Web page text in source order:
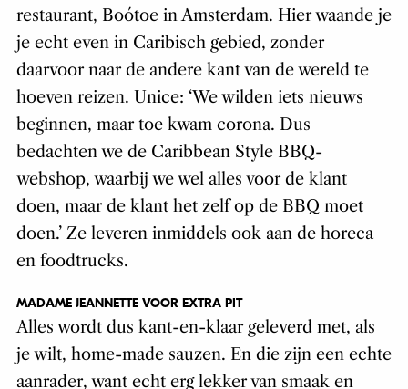
restaurant, Boótoe in Amsterdam. Hier waande je
je echt even in Caribisch gebied, zonder
daarvoor naar de andere kant van de wereld te
hoeven reizen. Unice: ‘We wilden iets nieuws
beginnen, maar toe kwam corona. Dus
bedachten we de Caribbean Style BBQ-
webshop, waarbij we wel alles voor de klant
doen, maar de klant het zelf op de BBQ moet
doen.’ Ze leveren inmiddels ook aan de horeca
en foodtrucks.
MADAME JEANNETTE VOOR EXTRA PIT
Alles wordt dus kant-en-klaar geleverd met, als
je wilt, home-made sauzen. En die zijn een echte
aanrader, want echt erg lekker van smaak en